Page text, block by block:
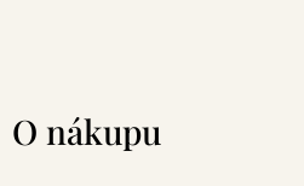
O nákupu